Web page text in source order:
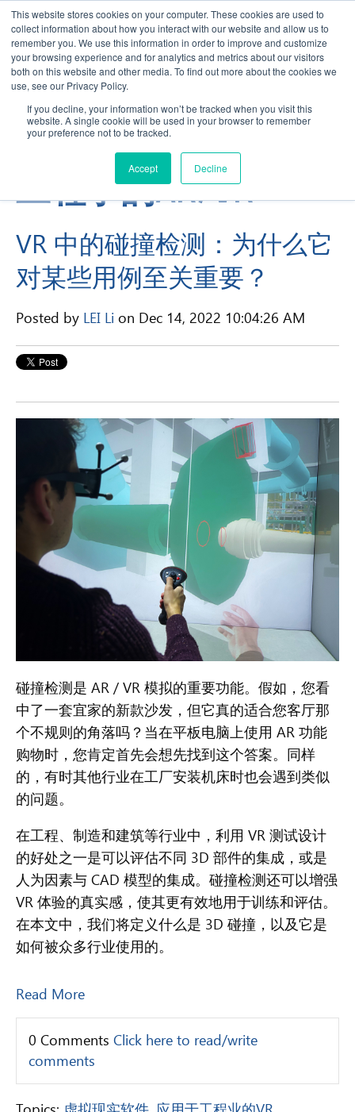
This website stores cookies on your computer. These cookies are used to
collect information about how you interact with our website and allow us to
remember you. We use this information in order to improve and customize
your browsing experience and for analytics and metrics about our visitors
both on this website and other media. To find out more about the cookies we
use, see our Privacy Policy.
If you decline, your information won’t be tracked when you visit this
website. A single cookie will be used in your browser to remember
your preference not to be tracked.
Accept Decline
TechViz 博客 - 用于
工程学的AR/VR
VR 中的碰撞检测：为什么它
对某些用例至关重要？
Posted by LEI Li on Dec 14, 2022 10:04:26 AM
碰撞检测是 AR / VR 模拟的重要功能。假如，您看
中了一套宜家的新款沙发，但它真的适合您客厅那
个不规则的角落吗？当在平板电脑上使用 AR 功能
购物时，您肯定首先会想先找到这个答案。同样
的，有时其他行业在工厂安装机床时也会遇到类似
的问题。
在工程、制造和建筑等行业中，利用 VR 测试设计
的好处之一是可以评估不同 3D 部件的集成，或是
人为因素与 CAD 模型的集成。碰撞检测还可以增强
VR 体验的真实感，使其更有效地用于训练和评估。
在本文中，我们将定义什么是 3D 碰撞，以及它是
如何被众多行业使用的。
Read More
0 Comments Click here to read/write
comments